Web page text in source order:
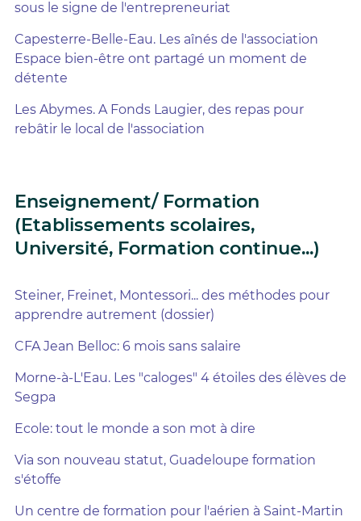
sous le signe de l'entrepreneuriat
Capesterre-Belle-Eau. Les aînés de l'association
Espace bien-être ont partagé un moment de
détente
Les Abymes. A Fonds Laugier, des repas pour
rebâtir le local de l'association
Enseignement/ Formation
(Etablissements scolaires,
Université, Formation continue...)
Steiner, Freinet, Montessori... des méthodes pour
apprendre autrement (dossier)
CFA Jean Belloc: 6 mois sans salaire
Morne-à-L'Eau. Les "caloges" 4 étoiles des élèves de
Segpa
Ecole: tout le monde a son mot à dire
Via son nouveau statut, Guadeloupe formation
s'étoffe
Un centre de formation pour l'aérien à Saint-Martin